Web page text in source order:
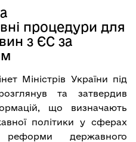
процедури для
з ЄС за
Міністрів України під
та затвердив
що визначають
політики у сферах
реформи державного